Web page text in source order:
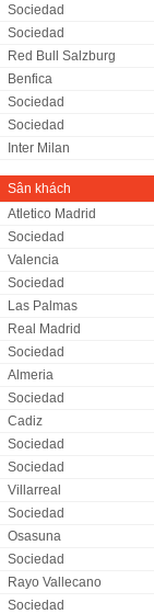
Sociedad
Sociedad
Red Bull Salzburg
Benfica
Sociedad
Sociedad
Inter Milan
Sân khách
Atletico Madrid
Sociedad
Valencia
Sociedad
Las Palmas
Real Madrid
Sociedad
Almeria
Sociedad
Cadiz
Sociedad
Sociedad
Villarreal
Sociedad
Osasuna
Sociedad
Rayo Vallecano
Sociedad